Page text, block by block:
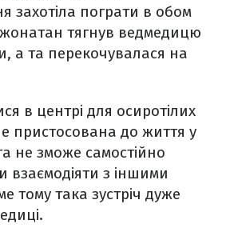
захотіла пограти в обом
тягнув ведмедицю
а та перекочувалася на
в центрі для осиротілих
пристосована до життя у
не зможе самостійно
взаємодіяти з іншими
тому така зустріч дуже